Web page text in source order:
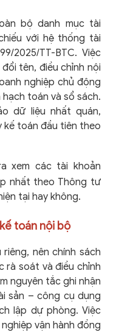
bộ danh mục tài
với hệ thống tài
2025/TT-BTC. Việc
tên, điều chỉnh nội
nghiệp chủ động
toán và sổ sách.
dữ liệu nhất quán,
kế toán đầu tiên theo
xem các tài khoản
nhất theo Thông tư
tại hay không.
toán nội bộ
nên chính sách
rà soát và điều chỉnh
nguyên tắc ghi nhận
sản – công cụ dụng
lập dự phòng. Việc
vận hành đồng